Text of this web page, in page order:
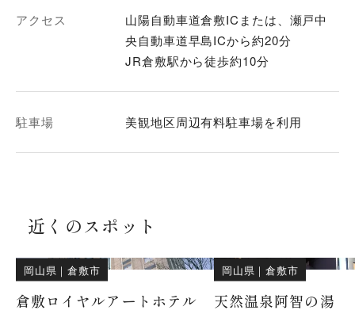
アクセス
山陽自動車道倉敷ICまたは、瀬戸中
央自動車道早島ICから約20分
JR倉敷駅から徒歩約10分
駐車場 美観地区周辺有料駐車場を利用
近くのスポット
岡山県 ｜倉敷市
倉敷ロイヤルアートホテル
岡山県 ｜倉敷市
天然温泉阿智の湯